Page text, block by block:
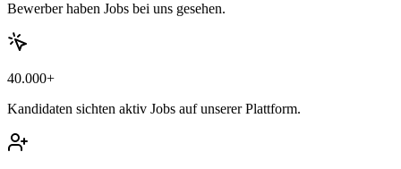
Bewerber haben Jobs bei uns gesehen.
40.000+
Kandidaten sichten aktiv Jobs auf unserer Plattform.